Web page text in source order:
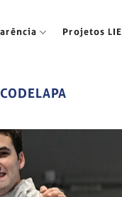
Projetos LIE
CODELAPA